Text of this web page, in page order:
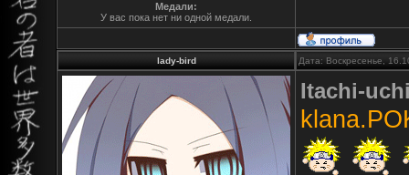
Медали:
У вас пока нет ни одной медали.
lady-bird Дата: Воскресенье,
Itachi-